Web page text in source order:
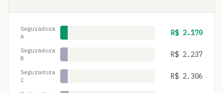
Seguradora
A
R$ 2.170
Seguradora
B
R$ 2.237
Seguradora
C
R$ 2.306